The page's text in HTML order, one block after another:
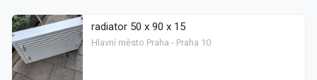
radiator 50 x 90 x 15
Hlavní město Praha - Praha 10